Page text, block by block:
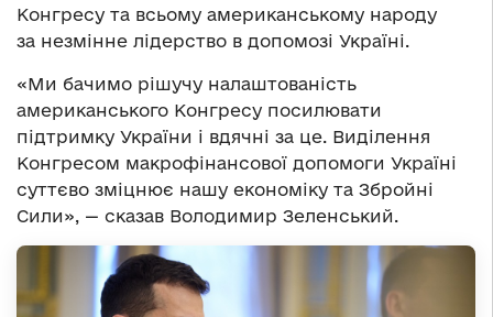
Конгресу та всьому американському народу
за незмінне лідерство в допомозі Україні.
«Ми бачимо рішучу налаштованість
американського Конгресу посилювати
підтримку України і вдячні за це. Виділення
Конгресом макрофінансової допомоги Україні
суттєво зміцнює нашу економіку та Збройні
Сили», — сказав Володимир Зеленський.